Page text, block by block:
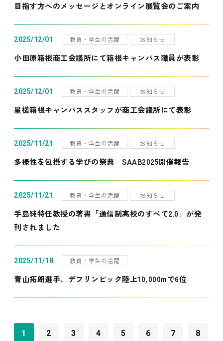
目指す方へのメッセージとオンライン展覧会のご案内
2025/12/01 教員・学生の活躍 お知らせ
小田原箱根商工会議所にて箱根キャンパス職員が表彰
2025/12/01 教員・学生の活躍 お知らせ
星槎箱根キャンパススタッフが商工会議所にて表彰
2025/11/21 教員・学生の活躍 お知らせ
多様性を包摂する学びの祭典 SAAB2025開催報告
2025/11/21 教員・学生の活躍 お知らせ
手島純特任教授の著書「通信制高校のすべて2.0」が発
刊されました
2025/11/18 教員・学生の活躍
青山拓朗選手、デフリンピック陸上10,000mで6位
1 2 3 4 5 6 7 8